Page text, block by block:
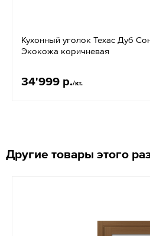
Кухонный уголок Техас Дуб
Экокожа коричневая
34'999 р./кт.
Другие товары этого